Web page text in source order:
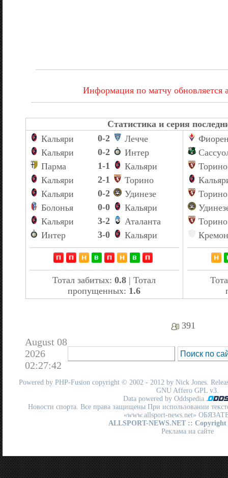
Информация по матчу обновляется
Статистика и серия
Кальяри
0-2
Лечче
Кальяри
0-2
Интер
Парма
1-1
Кальяри
Кальяри
2-1
Торино
Кальяри
0-2
Удинезе
Болонья
0-0
Кальяри
Кальяри
3-2
Аталанта
Интер
3-0 Кальяри
Тотал забитых:0.8 | Тотал
пропущенных: 1.6
Торино
Торино
Торино
391
August 08
2026
02:27:42
Powered by PHP-Fusion copyright © 2002 - 2012 by Nick Jones.
GNU Affero GPL v3.
Data powered by Oddspedia
Новости спорта. Все права защищены При использовании
«www.allsport-news.net»
ALLSPORT-NEWS.NET :: Copyright
Реклама на сайте